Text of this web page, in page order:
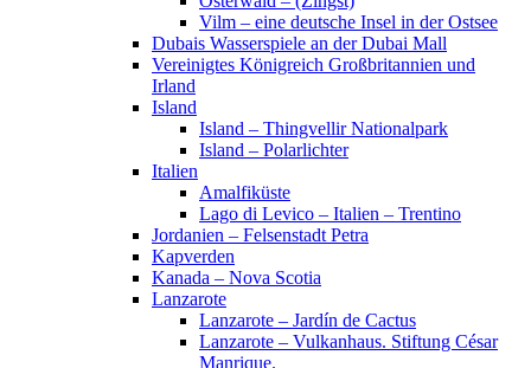
Vilm – eine deutsche Insel in der Ostsee
Dubais Wasserspiele an der Dubai Mall
Vereinigtes Königreich Großbritannien und
Irland
Island
Island – Thingvellir Nationalpark
Island – Polarlichter
Italien
Amalfiküste
Lago di Levico – Italien – Trentino
Jordanien – Felsenstadt Petra
Kapverden
Kanada – Nova Scotia
Lanzarote
Lanzarote – Jardín de Cactus
Lanzarote – Vulkanhaus. Stiftung César
Manrique.